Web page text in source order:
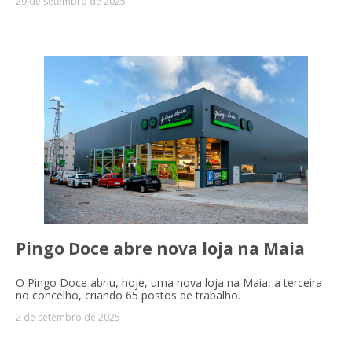
Pingo Doce abre nova loja na Maia
O Pingo Doce abriu, hoje, uma nova loja na Maia, a terceira
no concelho, criando 65 postos de trabalho.
2 de setembro de 2025